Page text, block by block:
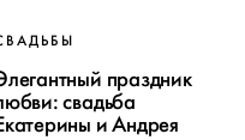
праздник
свадьба
и Андрея